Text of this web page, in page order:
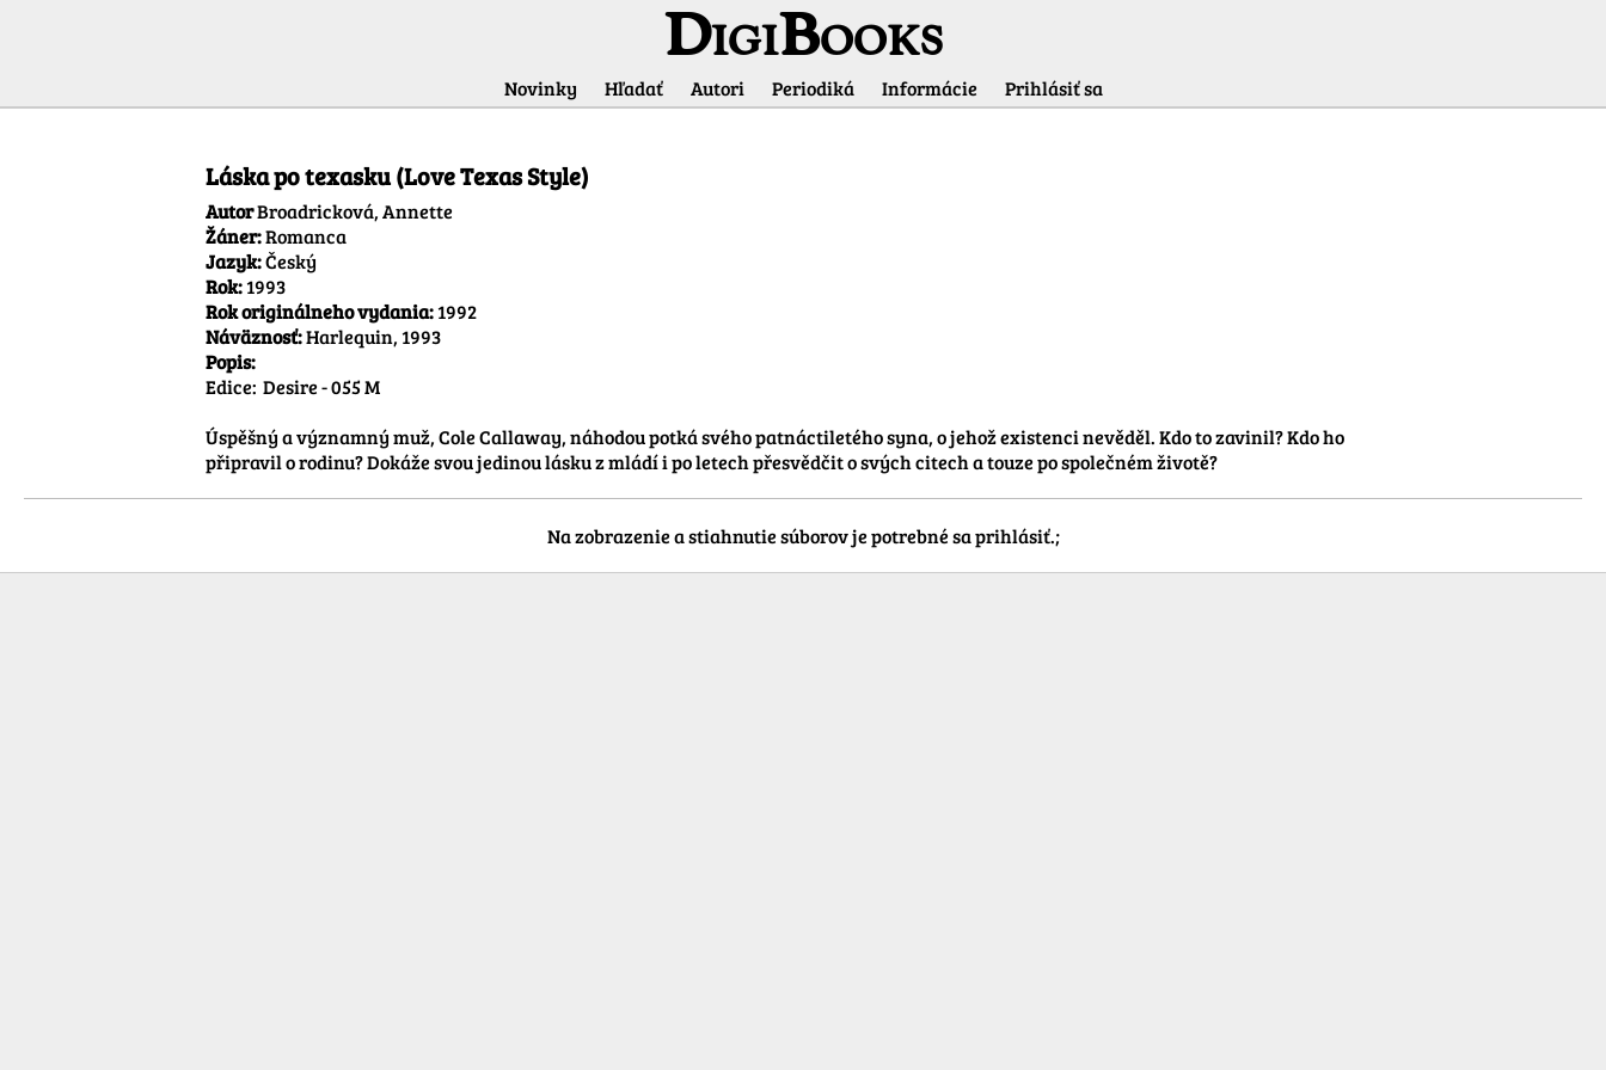
DigiBooks
Novinky Hľadať Autori Periodiká Informácie Prihlásiť sa
Láska po texasku (Love Texas Style)
AutorBroadricková, Annette
Žáner:Romanca
Jazyk:Český
Rok:1993
Rok originálneho vydania:1992
Náväznosť:Harlequin, 1993
Popis:
Edice:	Desire - 055 M
Úspěšný a významný muž, Cole Callaway, náhodou potká svého patnáctiletého syna, o jehož existenci nevěděl. Kdo to zavinil? Kdo ho
připravil o rodinu? Dokáže svou jedinou lásku z mládí i po letech přesvědčit o svých citech a touze po společném životě?
Na zobrazenie a stiahnutie súborov je potrebné sa prihlásiť.;